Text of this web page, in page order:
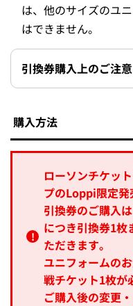
は、他のサイズのユ
はできません。
引換券購入上のご注意
購入方法
ローソンチケッ
プのLoppi限定発
引換券のご購入
につき引換券1枚
ただきます。
ユニフォームの
戦チケット1枚が
ご購入後の変更